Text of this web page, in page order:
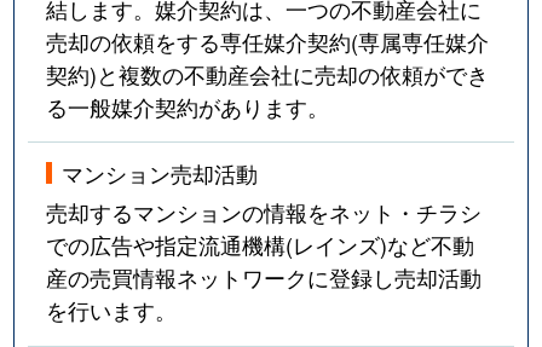
台原森林公園 3,600万円
台原
台原森林公園
2,800万円
台原
立町
3,000万円
大町西公園
立町
2,800万円
大町西公園
立町
結します。媒介契約は、一つの不動産会社に
売却の依頼をする専任媒介契約(専属専任媒介
契約)と複数の不動産会社に売却の依頼ができ
る一般媒介契約があります。
マンション売却活動
売却するマンションの情報をネット・チラシ
での広告や指定流通機構(レインズ)など不動
産の売買情報ネットワークに登録し売却活動
を行います。